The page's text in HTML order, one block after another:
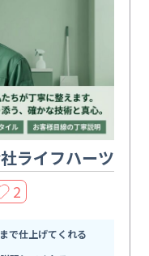
ライフハーツ
2
で仕上げてくれる